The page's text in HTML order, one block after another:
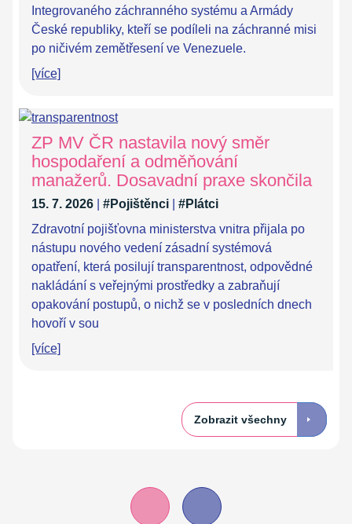
Integrovaného záchranného systému a Armády
České republiky, kteří se podíleli na záchranné misi
po ničivém zemětřesení ve Venezuele.
[více]
ZP MV ČR nastavila nový směr
hospodaření a odměňování
manažerů. Dosavadní praxe skončila
15. 7. 2026 #Pojištěnci
#Plátci
Zdravotní pojišťovna ministerstva vnitra přijala po
nástupu nového vedení zásadní systémová
opatření, která posilují transparentnost, odpovědné
nakládání s veřejnými prostředky a zabraňují
opakování postupů, o nichž se v posledních dnech
hovoří v sou
[více]
Zobrazit všechny